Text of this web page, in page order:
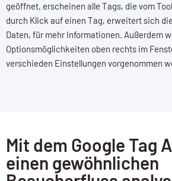
geöffnet, erscheinen alle Tags, die vom
durch Klick auf einen Tag, erweitert sich
Daten, für mehr Informationen. Außerdem
Optionsmöglichkeiten oben rechts im
verschieden Einstellungen vorgenommen
Mit dem Google Tag
einen gewöhnlichen